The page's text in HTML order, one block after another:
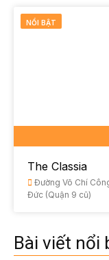
NỔI BẬT
The Classia
Đường Võ Chí
Đức (Quận 9 cũ)
Bài viết nổi